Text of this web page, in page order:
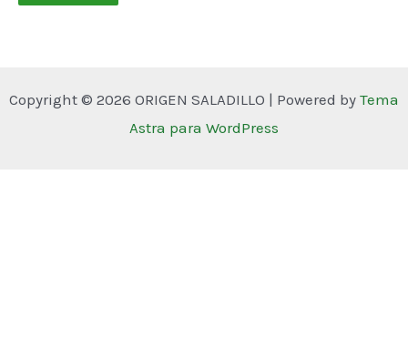
Copyright © 2026 ORIGEN SALADILLO | Powered by Tema
Astra para WordPress